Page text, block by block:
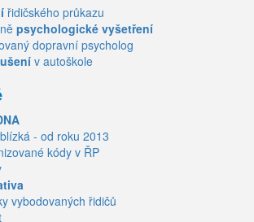
řidičského průkazu
psychologické vyšetření
dopravní psycholog
v autoškole
- od roku 2013
kódy v ŘP
vybodovaných řidičů